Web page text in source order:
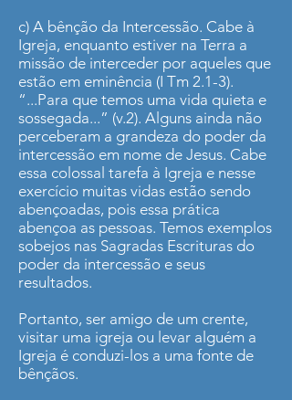
c) A bênção da Intercessão. Cabe à
Igreja, enquanto estiver na Terra a
missão de interceder por aqueles que
estão em eminência (I Tm 2.1-3).
“...Para que temos uma vida quieta e
sossegada...” (v.2). Alguns ainda não
perceberam a grandeza do poder da
intercessão em nome de Jesus. Cabe
essa colossal tarefa à Igreja e nesse
exercício muitas vidas estão sendo
abençoadas, pois essa prática
abençoa as pessoas. Temos exemplos
sobejos nas Sagradas Escrituras do
poder da intercessão e seus
resultados.
Portanto, ser amigo de um crente,
visitar uma igreja ou levar alguém a
Igreja é conduzi-los a uma fonte de
bênçãos.